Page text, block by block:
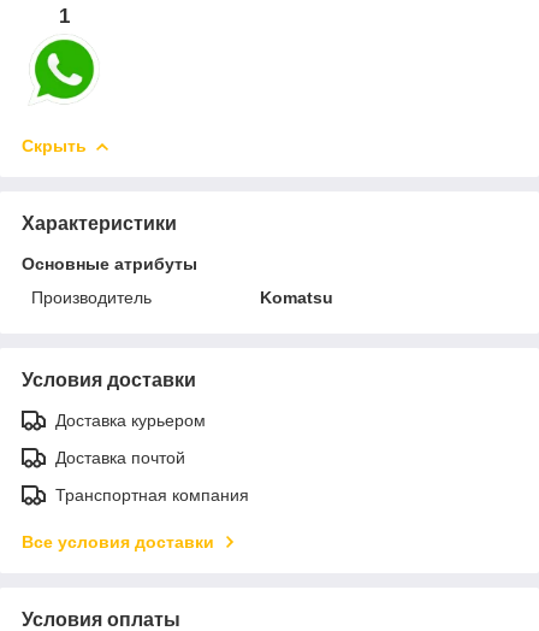
1
Скрыть
Характеристики
Основные атрибуты
Производитель
Komatsu
Условия доставки
Доставка курьером
Доставка почтой
Транспортная компания
Все условия доставки
Условия оплаты